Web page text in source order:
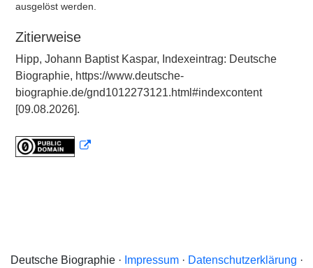
ausgelöst werden.
Zitierweise
Hipp, Johann Baptist Kaspar, Indexeintrag: Deutsche
Biographie, https://www.deutsche-
biographie.de/gnd1012273121.html#indexcontent
[09.08.2026].
Deutsche Biographie · Impressum· Datenschutzerklärung ·